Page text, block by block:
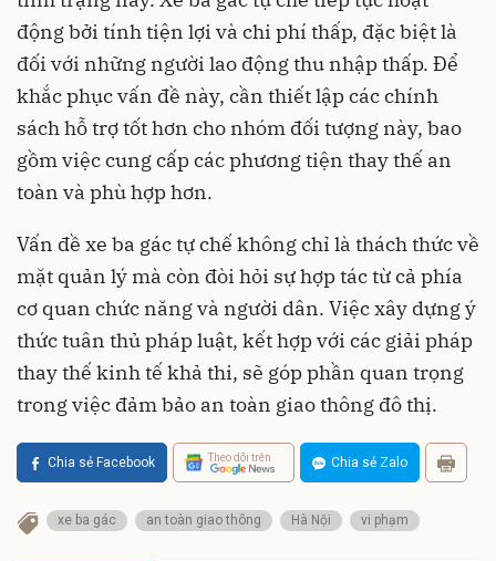
động bởi tính tiện lợi và chi phí thấp, đặc biệt là
đối với những người lao động thu nhập thấp. Để
khắc phục vấn đề này, cần thiết lập các chính
sách hỗ trợ tốt hơn cho nhóm đối tượng này, bao
gồm việc cung cấp các phương tiện thay thế an
toàn và phù hợp hơn.
Vấn đề xe ba gác tự chế không chỉ là thách thức về
mặt quản lý mà còn đòi hỏi sự hợp tác từ cả phía
cơ quan chức năng và người dân. Việc xây dựng ý
thức tuân thủ pháp luật, kết hợp với các giải pháp
thay thế kinh tế khả thi, sẽ góp phần quan trọng
trong việc đảm bảo an toàn giao thông đô thị.
Chia sẻ Facebook Theo dõi trên Chia sẻ Zalo
xe ba gác an toàn giao thông Hà Nội vi phạm